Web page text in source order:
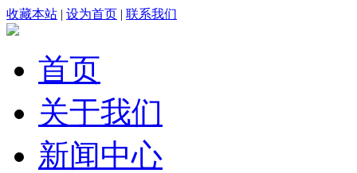
收藏本站 | 设为首页 | 联系我们
首页
关于我们
新闻中心